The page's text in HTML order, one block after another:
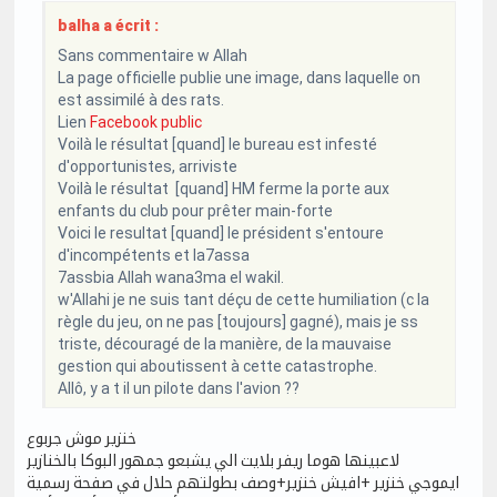
balha a écrit :
Sans commentaire w Allah
La page officielle publie une image, dans laquelle on
est assimilé à des rats.
Lien Facebook public
Voilà le résultat [quand] le bureau est infesté
d'opportunistes, arriviste
Voilà le résultat [quand] HM ferme la porte aux
enfants du club pour prêter main-forte
Voici le resultat [quand] le président s'entoure
d'incompétents et la7assa
7assbia Allah wana3ma el wakil.
w'Allahi je ne suis tant déçu de cette humiliation (c la
règle du jeu, on ne pas [toujours] gagné), mais je ss
triste, découragé de la manière, de la mauvaise
gestion qui aboutissent à cette catastrophe.
Allô, y a t il un pilote dans l'avion ??
خنزير موش جربوع
لاعبينها هوما ريفر بلايت الي يشبعو جمهور البوكا بالخنازير
ايموجي خنزير +افيش خنزير+وصف بطولتهم حلال في صفحة رسمية